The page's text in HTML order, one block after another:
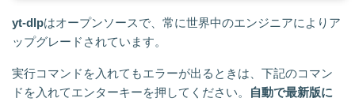
yt-dlpはオープンソースで、常に世界中のエンジニアによりア
ップグレードされています。
実行コマンドを入れてもエラーが出るときは、下記のコマン
ドを入れてエンターキーを押してください。
自動で最新版に